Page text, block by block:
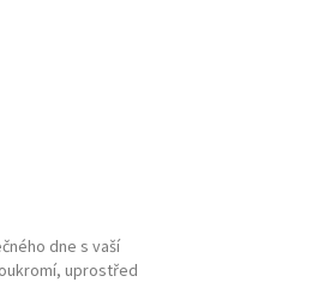
dne s vaší
uprostřed